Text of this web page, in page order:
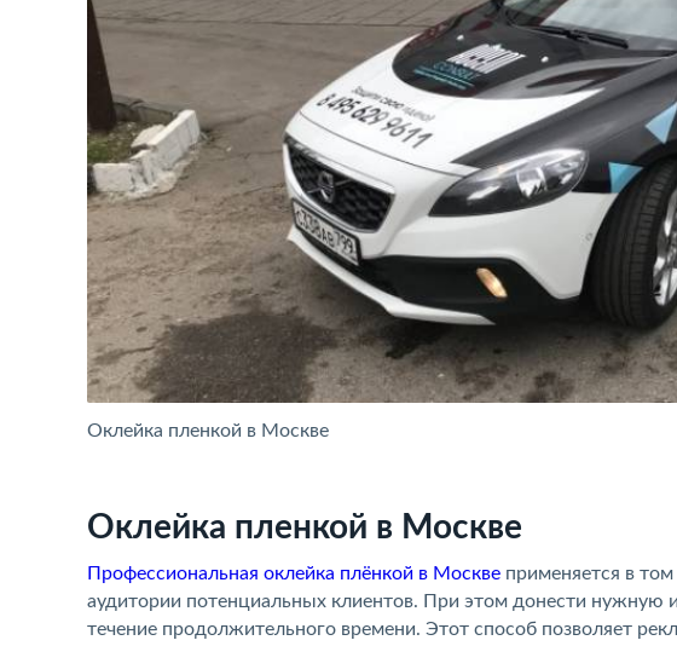
Оклейка пленкой в Москве
Оклейка пленкой в Москве
Профессиональная оклейка плёнкой в Москве применяется в
аудитории потенциальных клиентов. При этом донести
течение продолжительного времени. Этот способ позволяет